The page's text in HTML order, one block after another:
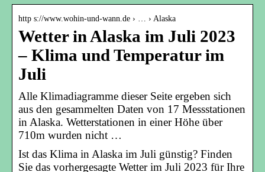
http s://www.wohin-und-wann.de › … › Alaska
Wetter in Alaska im Juli 2023
– Klima und Temperatur im
Juli
Alle Klimadiagramme dieser Seite ergeben sich
aus den gesammelten Daten von 17 Messstationen
in Alaska. Wetterstationen in einer Höhe über
710m wurden nicht …
Ist das Klima in Alaska im Juli günstig? Finden
Sie das vorhergesagte Wetter im Juli 2023 für Ihre